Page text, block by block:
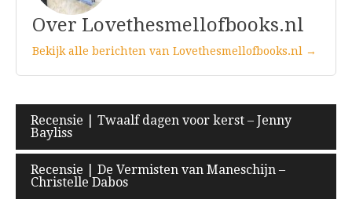
Over Lovethesmellofbooks.nl
Bekijk alle berichten van Lovethesmellofbooks.nl →
Bericht
navigatie
Recensie | Twaalf dagen voor kerst – Jenny
Bayliss
Recensie | De Vermisten van Maneschijn –
Christelle Dabos